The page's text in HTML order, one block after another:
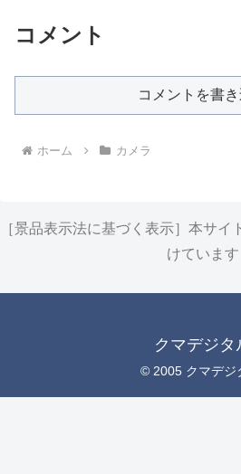
コメント
コメントを書
ホーム カメラ
［景品表示法に基づく表示］本サ
けています
クマデジタ
© 2005 クマデジ